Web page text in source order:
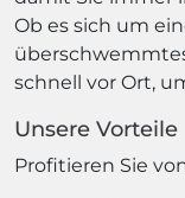
Ob es sich um
schnell vor Ort,
Unsere Vorteile
Profitieren Sie